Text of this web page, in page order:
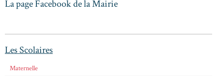
La page Facebook de la Mairie
Les Scolaires
Maternelle